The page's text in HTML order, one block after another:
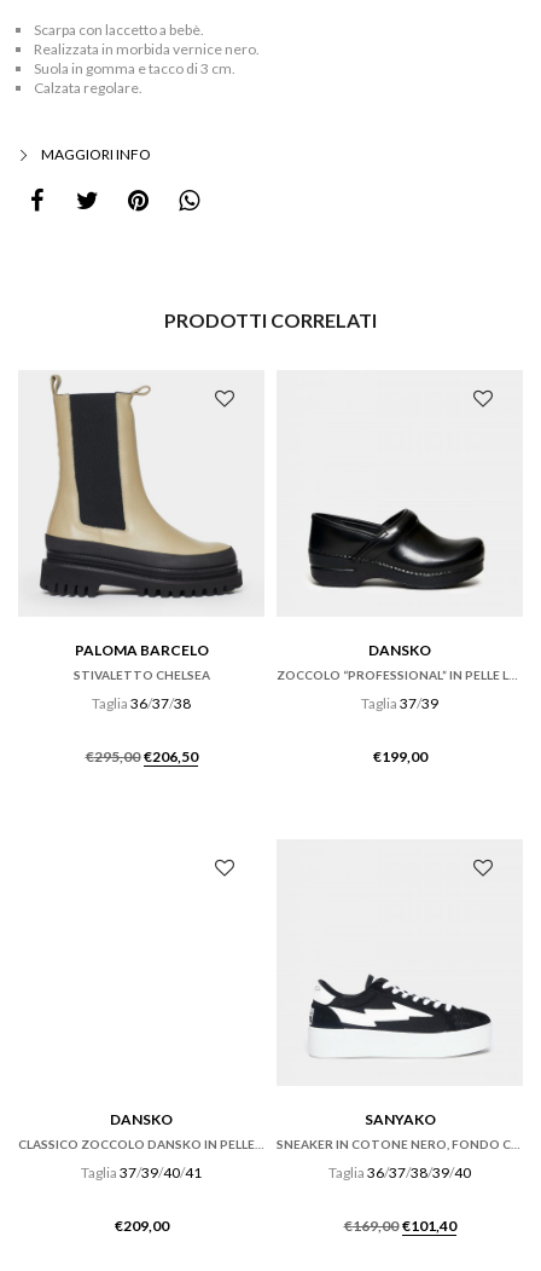
Scarpa con laccetto a bebè.
Realizzata in morbida vernice nero.
Suola in gomma e tacco di 3 cm.
Calzata regolare.
MAGGIORI INFO
PRODOTTI CORRELATI
PALOMA BARCELO
STIVALETTO CHELSEA
Taglia 36/37/38
€295,00 Il
€206,50Il
DANSKO
Taglia 37/39
€199,00
DANSKO
Taglia 37/39/40/41
€209,00
SANYAKO
Taglia 36/37/38/39/40
€169,00 Il
€101,40Il